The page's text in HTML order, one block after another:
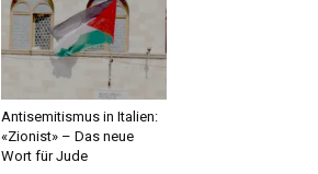
Antisemitismus in Italien:
«Zionist» – Das neue
Wort für Jude